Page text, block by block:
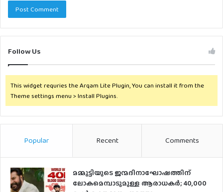
Follow Us
This widget requries the Arqam Lite Plugin, You can install it from the
Theme settings menu > Install Plugins.
Popular Recent Comments
മമ്മൂട്ടിയുടെ ജന്മദിനാഘോഷത്തിന്
ലോകമെമ്പാടുമുള്ള ആരാധകര്‍; 40,000